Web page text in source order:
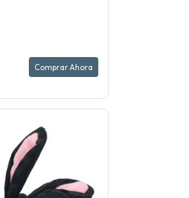
Comprar Ahora